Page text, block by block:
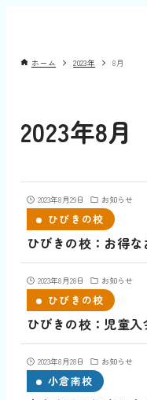
ホーム 2023年 8月
2023年8月
2023年8月29日 お知らせ
ひびきの校
ひびきの校：お得
2023年8月28日 お知らせ
ひびきの校
ひびきの校：児童
2023年8月28日 お知らせ
小倉南校